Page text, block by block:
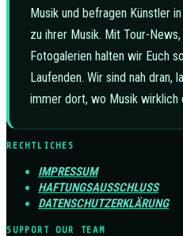
Musik und befragen Künstler
zu ihrer Musik. Mit Tour-
Fotogalerien halten wir Euch
Laufenden. Wir sind nah dran,
immer dort, wo Musik wirklich
RECHTLICHES
IMPRESSUM
HAFTUNGSAUSSCHLUSS
DATENSCHUTZERKLÄRUNG
SUPPORT OUR TEAM